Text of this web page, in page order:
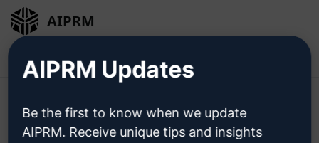
AIPRM
AIPRM Updates
Be the first to know when we update
AIPRM. Receive unique tips and insights